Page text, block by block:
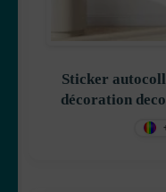
Sticker
décoration